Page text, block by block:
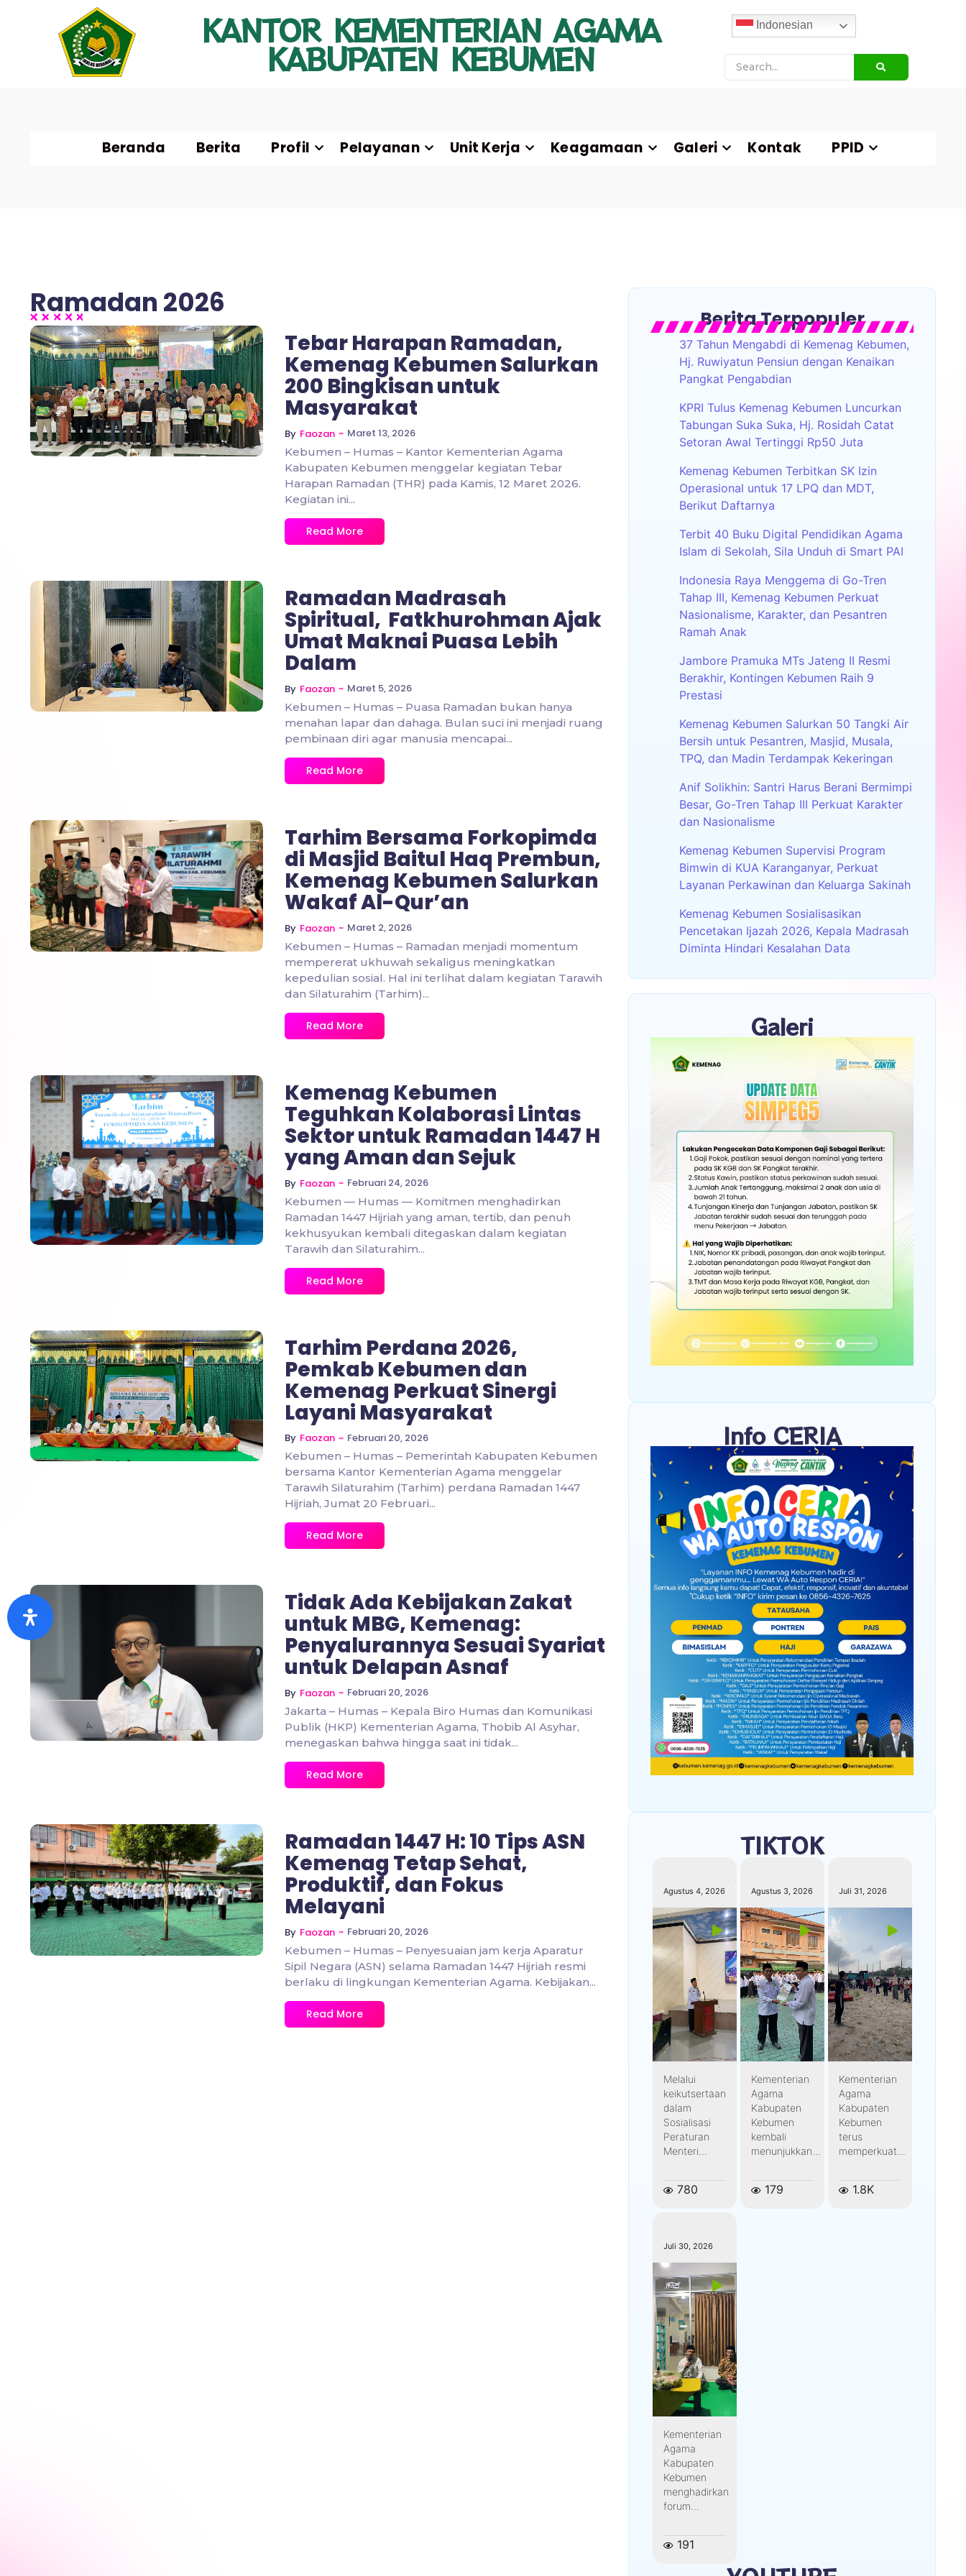
KANTOR KEMENTERIAN AGAMA
KABUPATEN KEBUMEN
Indonesian
Beranda Berita Profil Pelayanan Unit Kerja Keagamaan Galeri Kontak PPID
Ramadan 2026
No Comments
Tebar Harapan Ramadan,
Kemenag Kebumen Salurkan
200 Bingkisan untuk
Masyarakat
By Faozan ~ Maret 13, 2026
Kebumen – Humas – Kantor Kementerian Agama
Kabupaten Kebumen menggelar kegiatan Tebar
Harapan Ramadan (THR) pada Kamis, 12 Maret 2026.
Kegiatan ini...
Read More
No Comments
Ramadan Madrasah
Spiritual, Fatkhurohman Ajak
Umat Maknai Puasa Lebih
Dalam
By Faozan ~ Maret 5, 2026
Kebumen – Humas – Puasa Ramadan bukan hanya
menahan lapar dan dahaga. Bulan suci ini menjadi ruang
pembinaan diri agar manusia mencapai...
Read More
No Comments
Tarhim Bersama Forkopimda
di Masjid Baitul Haq Prembun,
Kemenag Kebumen Salurkan
Wakaf Al-Qur’an
By Faozan ~ Maret 2, 2026
Kebumen – Humas – Ramadan menjadi momentum
mempererat ukhuwah sekaligus meningkatkan
kepedulian sosial. Hal ini terlihat dalam kegiatan Tarawih
dan Silaturahim (Tarhim)...
Read More
No Comments
Kemenag Kebumen
Teguhkan Kolaborasi Lintas
Sektor untuk Ramadan 1447 H
yang Aman dan Sejuk
By Faozan ~ Februari 24, 2026
Kebumen — Humas — Komitmen menghadirkan
Ramadan 1447 Hijriah yang aman, tertib, dan penuh
kekhusyukan kembali ditegaskan dalam kegiatan
Tarawih dan Silaturahim...
Read More
No Comments
Tarhim Perdana 2026,
Pemkab Kebumen dan
Kemenag Perkuat Sinergi
Layani Masyarakat
By Faozan ~ Februari 20, 2026
Kebumen – Humas – Pemerintah Kabupaten Kebumen
bersama Kantor Kementerian Agama menggelar
Tarawih Silaturahim (Tarhim) perdana Ramadan 1447
Hijriah, Jumat 20 Februari...
Read More
No Comments
Tidak Ada Kebijakan Zakat
untuk MBG, Kemenag:
Penyalurannya Sesuai Syariat
untuk Delapan Asnaf
By Faozan ~ Februari 20, 2026
Jakarta – Humas – Kepala Biro Humas dan Komunikasi
Publik (HKP) Kementerian Agama, Thobib Al Asyhar,
menegaskan bahwa hingga saat ini tidak...
Read More
No Comments
Ramadan 1447 H: 10 Tips ASN
Kemenag Tetap Sehat,
Produktif, dan Fokus
Melayani
By Faozan ~ Februari 20, 2026
Kebumen – Humas – Penyesuaian jam kerja Aparatur
Sipil Negara (ASN) selama Ramadan 1447 Hijriah resmi
berlaku di lingkungan Kementerian Agama. Kebijakan...
Read More
Berita Terpopuler
37 Tahun Mengabdi di Kemenag Kebumen,
Hj. Ruwiyatun Pensiun dengan Kenaikan
Pangkat Pengabdian
KPRI Tulus Kemenag Kebumen Luncurkan
Tabungan Suka Suka, Hj. Rosidah Catat
Setoran Awal Tertinggi Rp50 Juta
Kemenag Kebumen Terbitkan SK Izin
Operasional untuk 17 LPQ dan MDT,
Berikut Daftarnya
Terbit 40 Buku Digital Pendidikan Agama
Islam di Sekolah, Sila Unduh di Smart PAI
Indonesia Raya Menggema di Go-Tren
Tahap III, Kemenag Kebumen Perkuat
Nasionalisme, Karakter, dan Pesantren
Ramah Anak
Jambore Pramuka MTs Jateng II Resmi
Berakhir, Kontingen Kebumen Raih 9
Prestasi
Kemenag Kebumen Salurkan 50 Tangki Air
Bersih untuk Pesantren, Masjid, Musala,
TPQ, dan Madin Terdampak Kekeringan
Anif Solikhin: Santri Harus Berani Bermimpi
Besar, Go-Tren Tahap III Perkuat Karakter
dan Nasionalisme
Kemenag Kebumen Supervisi Program
Bimwin di KUA Karanganyar, Perkuat
Layanan Perkawinan dan Keluarga Sakinah
Kemenag Kebumen Sosialisasikan
Pencetakan Ijazah 2026, Kepala Madrasah
Diminta Hindari Kesalahan Data
Galeri
Info CERIA
TIKTOK
Agustus 4, 2026
Melalui
keikutsertaan
dalam
Sosialisasi
Peraturan
Menteri...
780
Agustus 3, 2026
Kementerian
Agama
Kabupaten
Kebumen
kembali
menunjukkan...
179
Juli 31, 2026
Kementerian
Agama
Kabupaten
Kebumen
terus
memperkuat...
1.8K
Juli 30, 2026
Kementerian
Agama
Kabupaten
Kebumen
menghadirkan
forum...
191